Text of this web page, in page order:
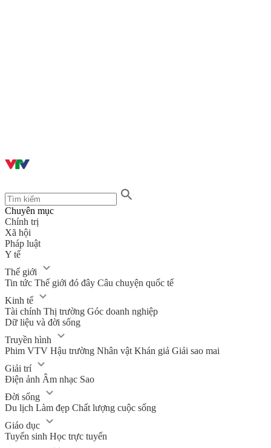
Chuyên mục
Chính trị
Xã hội
Pháp luật
Y tế
Thế giới
Tin tức Thế giới đó đây Câu chuyện quốc tế
Kinh tế
Tài chính Thị trường Góc doanh nghiệp
Dữ liệu và đời sống
Truyền hình
Phim VTV Hậu trường Nhân vật Khán giả Giải sao mai
Giải trí
Điện ảnh Âm nhạc Sao
Đời sống
Du lịch Làm đẹp Chất lượng cuộc sống
Giáo dục
Tuyển sinh Học trực tuyến